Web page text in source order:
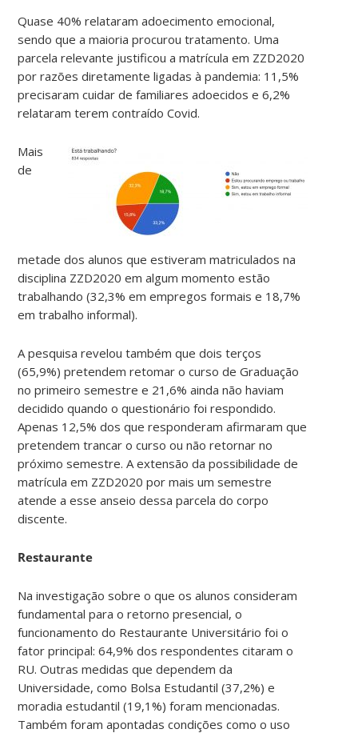
Quase 40% relataram adoecimento emocional,
sendo que a maioria procurou tratamento. Uma
parcela relevante justificou a matrícula em ZZD2020
por razões diretamente ligadas à pandemia: 11,5%
precisaram cuidar de familiares adoecidos e 6,2%
relataram terem contraído Covid.
Mais
de
metade dos alunos que estiveram matriculados na
disciplina ZZD2020 em algum momento estão
trabalhando (32,3% em empregos formais e 18,7%
em trabalho informal).
A pesquisa revelou também que dois terços
(65,9%) pretendem retomar o curso de Graduação
no primeiro semestre e 21,6% ainda não haviam
decidido quando o questionário foi respondido.
Apenas 12,5% dos que responderam afirmaram que
pretendem trancar o curso ou não retornar no
próximo semestre. A extensão da possibilidade de
matrícula em ZZD2020 por mais um semestre
atende a esse anseio dessa parcela do corpo
discente.
Restaurante
Na investigação sobre o que os alunos consideram
fundamental para o retorno presencial, o
funcionamento do Restaurante Universitário foi o
fator principal: 64,9% dos respondentes citaram o
RU. Outras medidas que dependem da
Universidade, como Bolsa Estudantil (37,2%) e
moradia estudantil (19,1%) foram mencionadas.
Também foram apontadas condições como o uso